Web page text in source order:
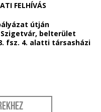
FELHÍVÁS
útján
belterület
fsz. 4. alatti társasházi